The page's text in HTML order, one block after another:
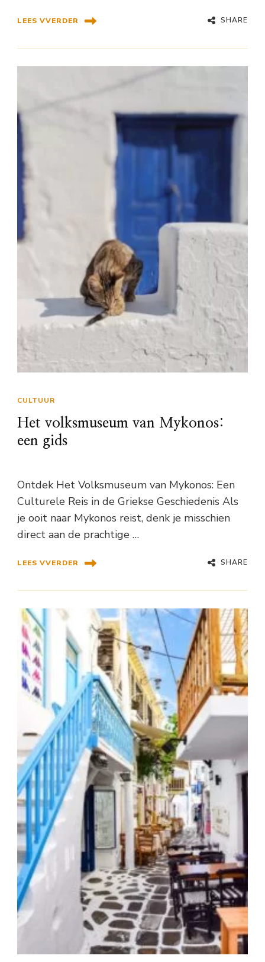
LEES VVERDER SHARE
CULTUUR
Het volksmuseum van Mykonos:
een gids
Ontdek Het Volksmuseum van Mykonos: Een
Culturele Reis in de Griekse Geschiedenis Als
je ooit naar Mykonos reist, denk je misschien
direct aan de prachtige …
LEES VVERDER SHARE